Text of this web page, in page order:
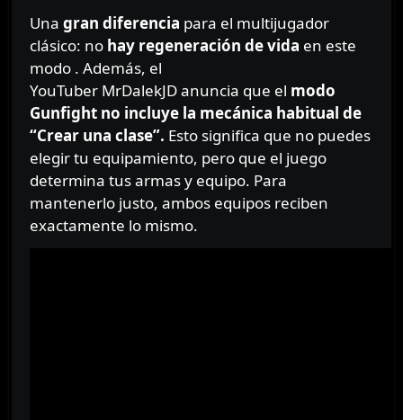
Una gran diferencia para el multijugador
clásico: no hay regeneración de vida en este
modo . Además, el
YouTuber MrDalekJD anuncia que el modo
Gunfight no incluye la mecánica habitual de
“Crear una clase”. Esto significa que no puedes
elegir tu equipamiento, pero que el juego
determina tus armas y equipo. Para
mantenerlo justo, ambos equipos reciben
exactamente lo mismo.